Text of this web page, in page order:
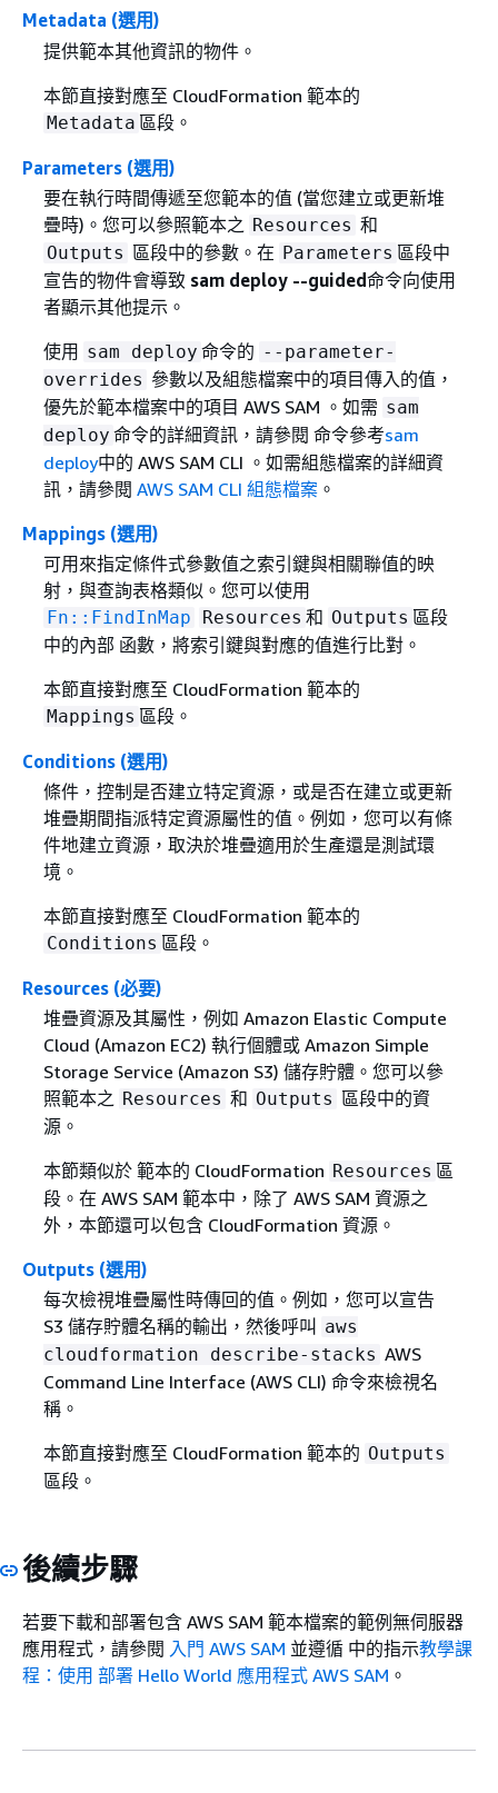
Metadata (選用)
提供範本其他資訊的物件。
本節直接對應至 CloudFormation 範本的
Metadata 區段。
Parameters (選用)
要在執行時間傳遞至您範本的值 (當您建立或更新堆
疊時)。您可以參照範本之 Resources 和
Outputs 區段中的參數。在 Parameters 區段中
宣告的物件會導致 sam deploy --guided命令向使用
者顯示其他提示。
使用 sam deploy 命令的 --parameter-
overrides 參數以及組態檔案中的項目傳入的值，
優先於範本檔案中的項目 AWS SAM 。如需 sam
deploy 命令的詳細資訊，請參閱 命令參考sam
deploy中的 AWS SAM CLI 。如需組態檔案的詳細資
訊，請參閱 AWS SAM CLI 組態檔案。
Mappings (選用)
可用來指定條件式參數值之索引鍵與相關聯值的映
射，與查詢表格類似。您可以使用
Fn::FindInMap Resources 和 Outputs 區段
中的內部 函數，將索引鍵與對應的值進行比對。
本節直接對應至 CloudFormation 範本的
Mappings 區段。
Conditions (選用)
條件，控制是否建立特定資源，或是否在建立或更新
堆疊期間指派特定資源屬性的值。例如，您可以有條
件地建立資源，取決於堆疊適用於生產還是測試環
境。
本節直接對應至 CloudFormation 範本的
Conditions 區段。
Resources (必要)
堆疊資源及其屬性，例如 Amazon Elastic Compute
Cloud (Amazon EC2) 執行個體或 Amazon Simple
Storage Service (Amazon S3) 儲存貯體。您可以參
照範本之 Resources 和 Outputs 區段中的資
源。
本節類似於 範本的 CloudFormation Resources 區
段。在 AWS SAM 範本中，除了 AWS SAM 資源之
外，本節還可以包含 CloudFormation 資源。
Outputs (選用)
每次檢視堆疊屬性時傳回的值。例如，您可以宣告
S3 儲存貯體名稱的輸出，然後呼叫 aws
cloudformation describe-stacks AWS
Command Line Interface (AWS CLI) 命令來檢視名
稱。
本節直接對應至 CloudFormation 範本的 Outputs
區段。
後續步驟
若要下載和部署包含 AWS SAM 範本檔案的範例無伺服器
應用程式，請參閱 入門 AWS SAM 並遵循 中的指示教學課
程：使用 部署 Hello World 應用程式 AWS SAM 。